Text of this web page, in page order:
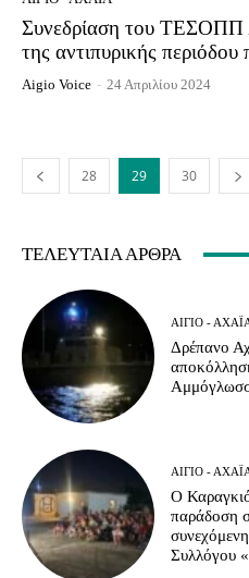
Συνεδρίαση του ΤΕΣΟΠΠ
της αντιπυρικής
Aigio Voice - 24 Απριλίου 2024
28 29 30
ΤΕΛΕΥΤΑΊΑ ΆΡΘΡΑ
ΑΊΓΙΟ -
Δρέπανο
ΑΊΓΙΟ -
Ο
παράδοση
Συλλόγου